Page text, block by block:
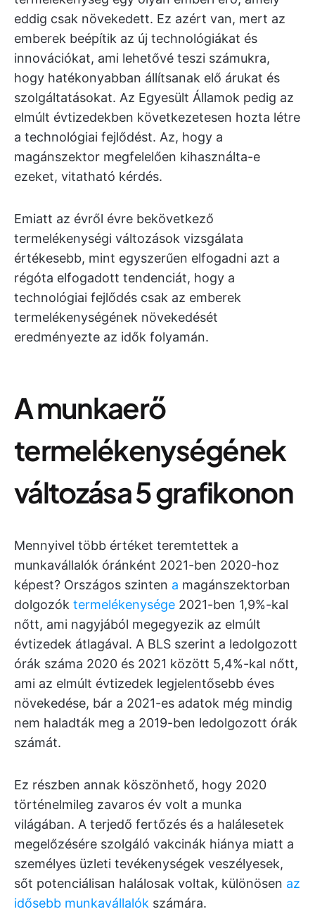
eddig csak növekedett. Ez azért van, mert az
emberek beépítik az új technológiákat és
innovációkat, ami lehetővé teszi számukra,
hogy hatékonyabban állítsanak elő árukat és
szolgáltatásokat. Az Egyesült Államok pedig az
elmúlt évtizedekben következetesen hozta létre
a technológiai fejlődést. Az, hogy a
magánszektor megfelelően kihasználta-e
ezeket, vitatható kérdés.
Emiatt az évről évre bekövetkező
termelékenységi változások vizsgálata
értékesebb, mint egyszerűen elfogadni azt a
régóta elfogadott tendenciát, hogy a
technológiai fejlődés csak az emberek
termelékenységének növekedését
eredményezte az idők folyamán.
A munkaerő
termelékenységének
változása 5 grafikonon
Mennyivel több értéket teremtettek a
munkavállalók óránként 2021-ben 2020-hoz
képest? Országos szinten a magánszektorban
dolgozók termelékenysége 2021-ben 1,9%-kal
nőtt, ami nagyjából megegyezik az elmúlt
évtizedek átlagával. A BLS szerint a ledolgozott
órák száma 2020 és 2021 között 5,4%-kal nőtt,
ami az elmúlt évtizedek legjelentősebb éves
növekedése, bár a 2021-es adatok még mindig
nem haladták meg a 2019-ben ledolgozott órák
számát.
Ez részben annak köszönhető, hogy 2020
történelmileg zavaros év volt a munka
világában. A terjedő fertőzés és a halálesetek
megelőzésére szolgáló vakcinák hiánya miatt a
személyes üzleti tevékenységek veszélyesek,
sőt potenciálisan halálosak voltak, különösen az
idősebb munkavállalók számára.